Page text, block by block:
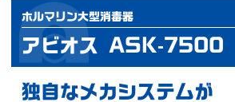
ホルマリン大型消毒器
アビオス ASK-7500
独自なメカシステムが